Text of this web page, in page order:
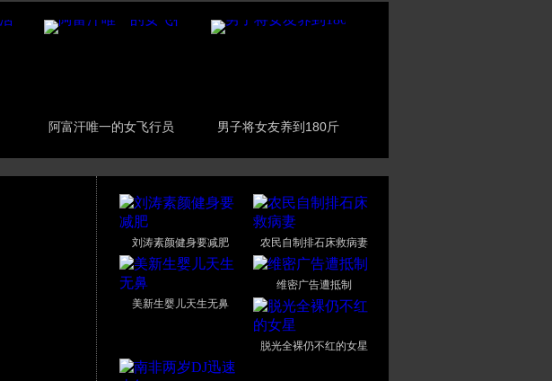
阿富汗唯一的女飞行员 男子将女友养到180斤
刘涛素颜健身要减肥 农民自制排石床救病妻
美新生婴儿天生无鼻
维密广告遭抵制
脱光全裸仍不红的女星